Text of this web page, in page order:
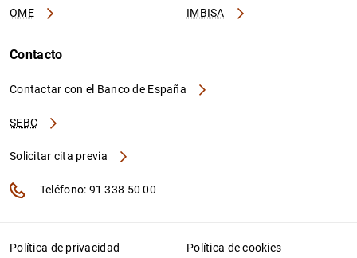
OME IMBISA
Contacto
Contactar con el Banco de España
SEBC
Solicitar cita previa
Teléfono: 91 338 50 00
Política de privacidad Política de cookies